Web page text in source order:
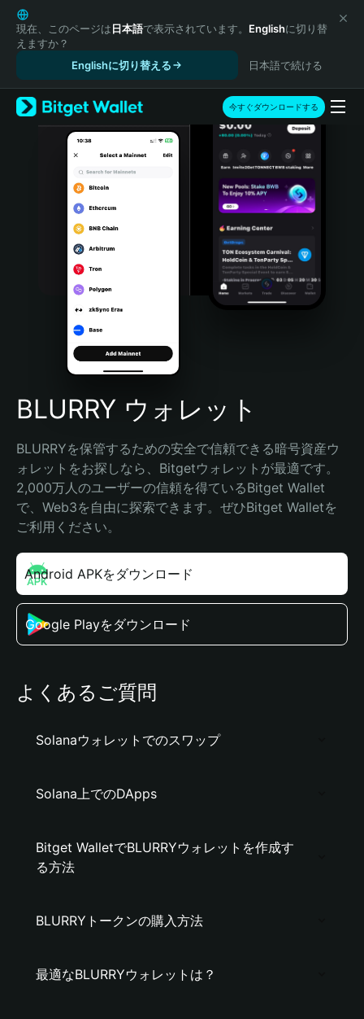
English
日本語
Tiếng Việt
Español (Latinoamérica)
Türkçe
Italiano
Português (Portugal)
Bahasa Indonesia
Português (Brasil)
Español (Argentina)
現在、このページは日本語で表示されています。 Englishに切り替
えますか？
Englishに切り替える
日本語で続ける
今すぐダウンロードする
BLURRY ウォレット
BLURRYを保管するための安全で信頼できる暗号資産ウ
ォレットをお探しなら、Bitgetウォレットが最適です。
2,000万人のユーザーの信頼を得ているBitget Wallet
で、Web3を自由に探索できます。ぜひBitget Walletを
ご利用ください。
Android APKをダウンロード
Google Playをダウンロード
よくあるご質問
Solanaウォレットでのスワップ
Solana上でのDApps
Bitget WalletでBLURRYウォレットを作成す
る方法
BLURRYトークンの購入方法
最適なBLURRYウォレットは？